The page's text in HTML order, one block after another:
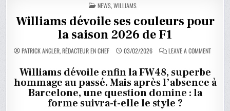
POSTED
IN
NEWS,WILLIAMS
Williams dévoile ses couleurs pour
la saison 2026 de F1
PATRICK ANGLER, RÉDACTEUR EN CHEF 03/02/2026 LEAVE A COMMENTON
POUR
LA
Williams dévoile enfin la FW48, superbe
hommage au passé. Mais après l’absence à
Barcelone, une question domine : la
forme suivra-t-elle le style ?